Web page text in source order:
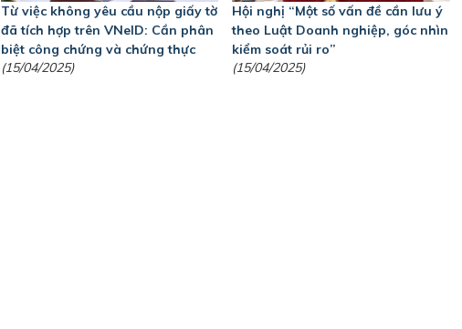
Từ việc không yêu cầu nộp giấy tờ
đã tích hợp trên VNeID: Cần phân
biệt công chứng và chứng thực
(15/04/2025)
Hội nghị “Một số vấn đề cần lưu ý
theo Luật Doanh nghiệp, góc nhìn
kiểm soát rủi ro”
(15/04/2025)